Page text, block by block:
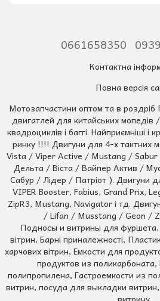
0661658350
Контактна
Повна версія
Мотозапчастини оптом та в роздріб
двигатлей для китайських мопедів
квадроциклів і баггі. Найприємніші і
ринку !!!! Двигуни для 4-х тактних
Vista / Viper Active / Mustang /
Дельта / Віста / Вайпер Актив /
Сабур / Лідер / Патріот ). Двигуни
VIPER Booster, Fabius, Grand Prix,
ZipR3, Mustang, Navigator і тд.
/ Lifan / Musstang / Geon /
Подносы и витрины для фуршета,
вітрин, Барні приналежності,
харчових вітрин, Емкости для
продуктов из поликарбоната,
полипропилена, Гастроемкости из
витрин, посуда для выкладки